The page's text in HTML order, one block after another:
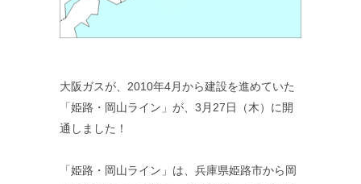
大阪ガスが、2010年4月から建設を進めていた
「姫路・岡山ライン」が、3月27日（木）に開
通しました！
「姫路・岡山ライン」は、兵庫県姫路市から岡